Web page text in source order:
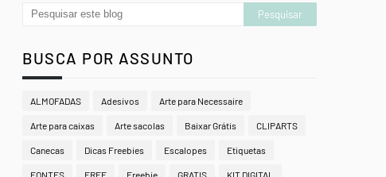
BUSCA POR ASSUNTO
ALMOFADAS Adesivos Arte para Necessaire
Arte para caixas Arte sacolas Baixar Grátis CLIPARTS
Canecas Dicas Freebies Escalopes Etiquetas
FONTES FREE Freebie GRATIS KIT DIGITAL